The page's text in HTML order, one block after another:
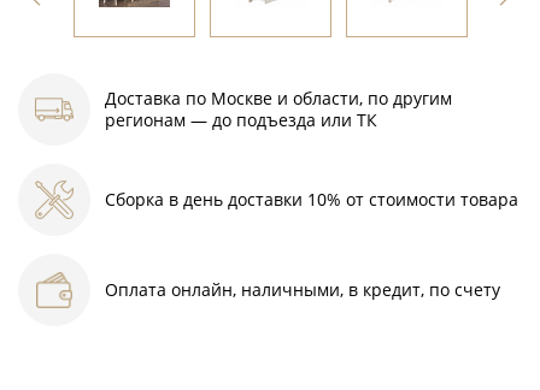
Доставка по Москве и области, по другим
регионам — до подъезда или ТК
Сборка в день доставки 10% от стоимости товара
Оплата онлайн, наличными, в кредит, по счету